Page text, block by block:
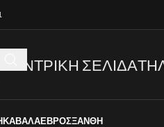
ΚΕΝΤΡΙΚΗ ΣΕΛΙΔΑ
ΚΑΒΑΛΑΕΒΡΟΣΞΑΝΘΗ